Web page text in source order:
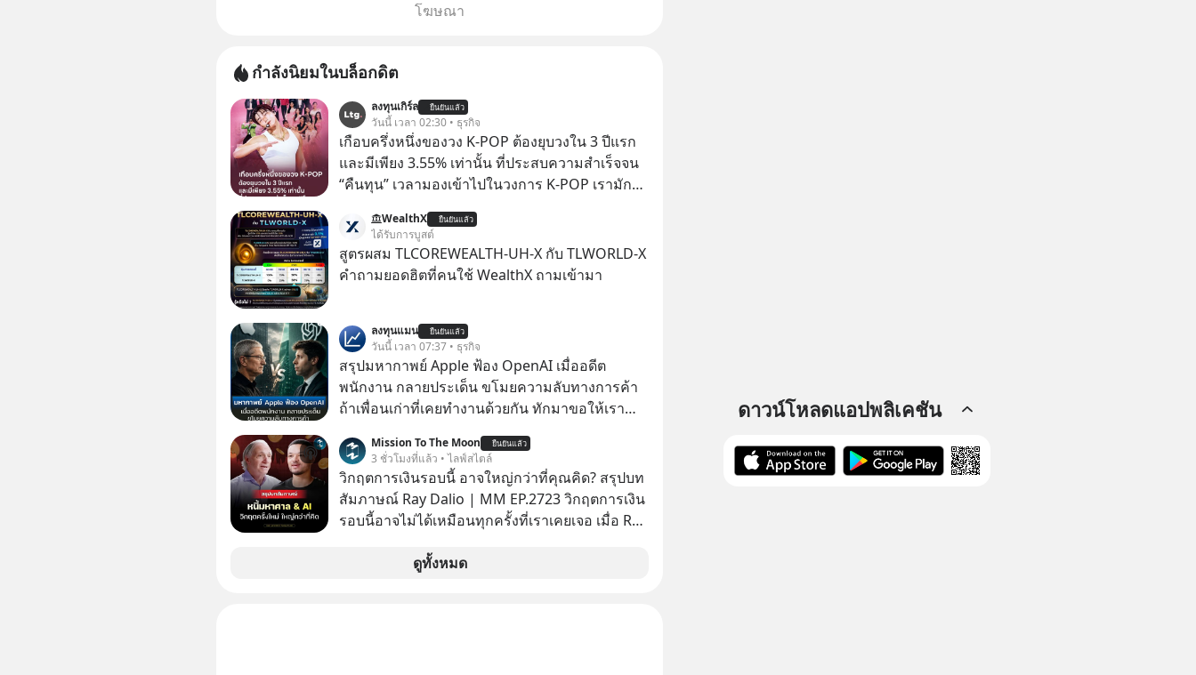
โฆษณา
กำลังนิยมในบล็อกดิต
ลงทุนเกิร์ล ยืนยันแล้ว
วันนี้ เวลา 02:30 • ธุรกิจ
เกือบครึ่งหนึ่งของวง K-POP ต้องยุบวงใน 3 ปีแรก
และมีเพียง 3.55% เท่านั้น ที่ประสบความสำเร็จจน
“คืนทุน” เวลามองเข้าไปในวงการ K-POP เรามักจะ
ระดับสเตเดียม และยอดขายอัลบัมถล่มทลายจากวง
ตัวท็อปอย่าง BTS, BLACKPINK หรือ SEVENTEEN
WealthX ยืนยันแล้ว
ได้รับการบูสต์
สูตรผสม TLCOREWEALTH-UH-X กับ TLWORLD-X
คำถามยอดฮิตที่คนใช้ WealthX ถามเข้ามา
ลงทุนแมน ยืนยันแล้ว
วันนี้ เวลา 07:37 • ธุรกิจ
สรุปมหากาพย์ Apple ฟ้อง OpenAI เมื่ออดีต
พนักงาน กลายประเด็น ขโมยความลับทางการค้า
ถ้าเพื่อนเก่าที่เคยทำงานด้วยกัน ทักมาขอให้เรา
เดียวกันMission To The Moon ยืนยันแล้ว
3 ชั่วโมงที่แล้ว • ไลฟ์สไตล์
วิกฤตการเงินรอบนี้ อาจใหญ่กว่าที่คุณคิด? สรุปบท
สัมภาษณ์ Ray Dalio | MM EP.2723 วิกฤตการเงิน
รอบนี้อาจไม่ได้เหมือนทุกครั้งที่เราเคยเจอ เมื่อ Ray
ต่อหลายครั้ง ออกมาส่งสัญญาณเตือนระเบิดเวลา
ดูทั้งหมด
ดาวน์โหลดแอปพลิเคชัน